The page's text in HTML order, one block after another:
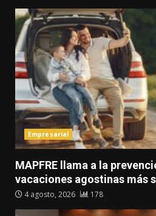
Empresarial
MAPFRE llama a la
vacaciones agostinas más
4 agosto, 2026 178